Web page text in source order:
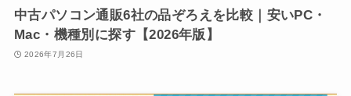
中古パソコン通販6社の品ぞろえを比較｜安いPC・
Mac・機種別に探す【2026年版】
2026年7月26日